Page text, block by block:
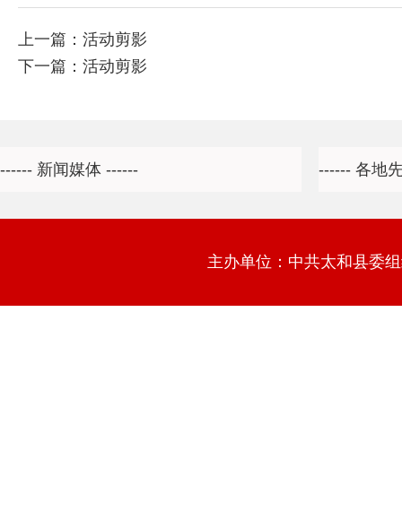
上一篇： 活动剪影
下一篇： 活动剪影
主办单位：中共太和县委